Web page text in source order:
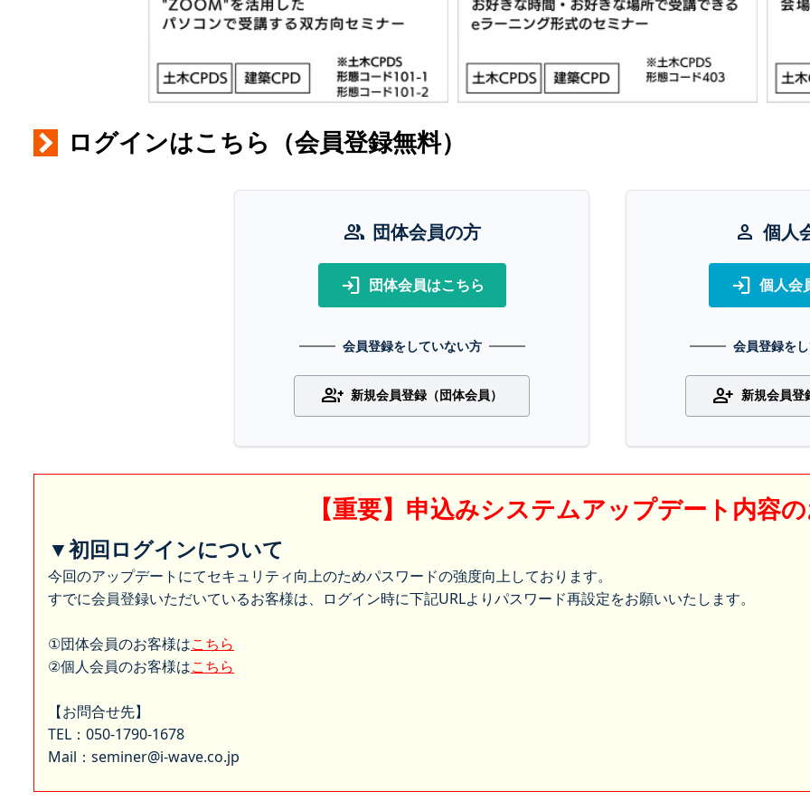
ログインはこちら（会員登録無料）
group 団体会員の方
login 団体会員はこちら
会員登録をしていない方
group_add 新規会員登録（団体会員）
person 個人
login 個人会
会員登録を
person_add 新規会員登
【重要】申込みシステムアップデート内容
▼初回ログインについて
今回のアップデートにてセキュリティ向上のためパスワードの強度向上しております。
すでに会員登録いただいているお客様は、ログイン時に下記URLよりパスワード再設定をお願いいたします。
①団体会員のお客様はこちら
②個人会員のお客様はこちら
【お問合せ先】
TEL：050-1790-1678
Mail：seminer@i-wave.co.jp